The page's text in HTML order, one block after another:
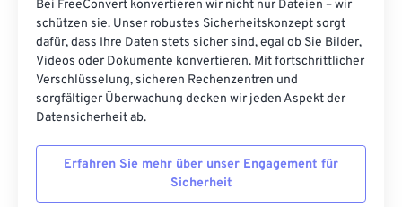
Bei FreeConvert konvertieren wir nicht nur Dateien – wir
schützen sie. Unser robustes Sicherheitskonzept sorgt
dafür, dass Ihre Daten stets sicher sind, egal ob Sie Bilder,
Videos oder Dokumente konvertieren. Mit fortschrittlicher
Verschlüsselung, sicheren Rechenzentren und
sorgfältiger Überwachung decken wir jeden Aspekt der
Datensicherheit ab.
Erfahren Sie mehr über unser Engagement für
Sicherheit